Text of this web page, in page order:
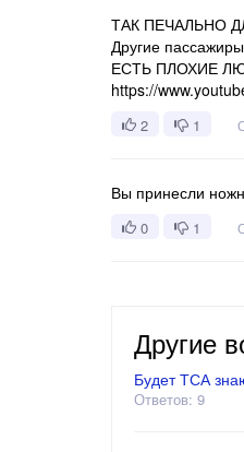
ТАК ПЕЧАЛЬНО
Другие
ЕСТЬ ПЛОХИЕ
https://
2 1
Вы принесли
0 1
Другие
Будет ТСА
Ответов: 9